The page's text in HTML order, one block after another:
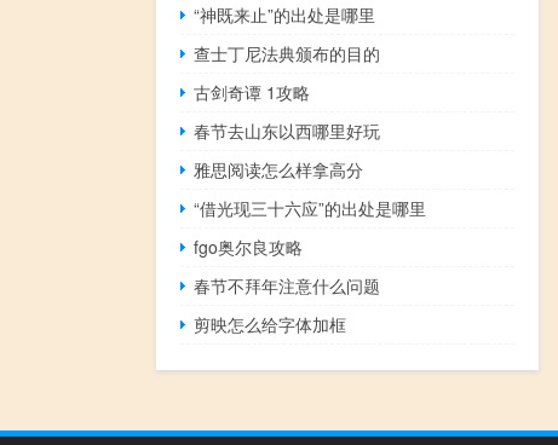
“神既来止”的出处是哪里
查士丁尼法典颁布的目的
古剑奇谭 1攻略
春节去山东以西哪里好玩
雅思阅读怎么样拿高分
“借光现三十六应”的出处是哪里
fgo奥尔良攻略
春节不拜年注意什么问题
剪映怎么给字体加框